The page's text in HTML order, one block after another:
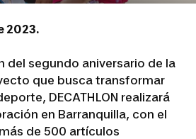
2023.
del segundo aniversario de la
que busca transformar
DECATHLON realizará
en Barranquilla, con el
de 500 artículos